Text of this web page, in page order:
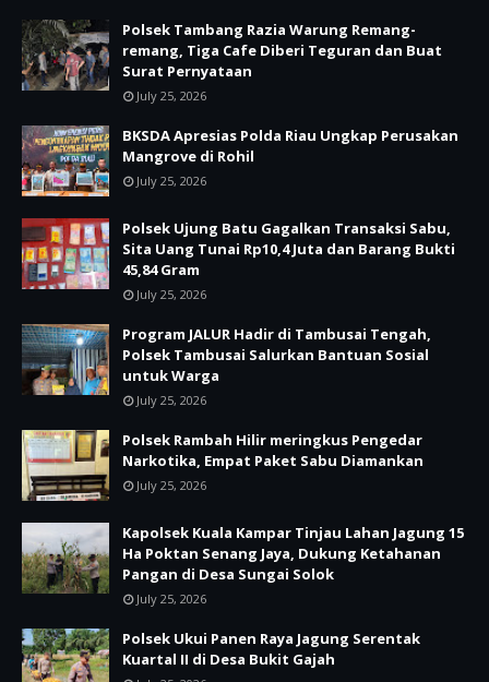
Polsek Tambang Razia Warung Remang-
remang, Tiga Cafe Diberi Teguran dan Buat
Surat Pernyataan
July 25, 2026
BKSDA Apresias Polda Riau Ungkap Perusakan
Mangrove di Rohil
July 25, 2026
Polsek Ujung Batu Gagalkan Transaksi Sabu,
Sita Uang Tunai Rp10,4 Juta dan Barang Bukti
45,84 Gram
July 25, 2026
Program JALUR Hadir di Tambusai Tengah,
Polsek Tambusai Salurkan Bantuan Sosial
untuk Warga
July 25, 2026
Polsek Rambah Hilir meringkus Pengedar
Narkotika, Empat Paket Sabu Diamankan
July 25, 2026
Kapolsek Kuala Kampar Tinjau Lahan Jagung 15
Ha Poktan Senang Jaya, Dukung Ketahanan
Pangan di Desa Sungai Solok
July 25, 2026
Polsek Ukui Panen Raya Jagung Serentak
Kuartal II di Desa Bukit Gajah